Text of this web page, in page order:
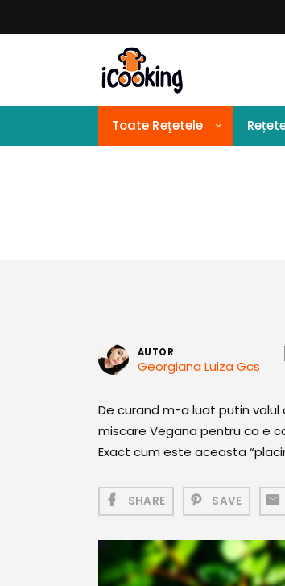
Toate Reţetele
AUTOR
Georgiana Luiza Gcs
De curand m-a luat putin
miscare Vegana pentru ca e
Exact cum este aceasta
SHARE SAVE